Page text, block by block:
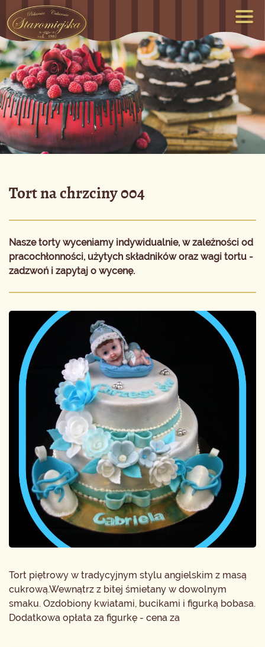
Tort piętrowy w tradycyjnym stylu angielskim z masą
cukrową.Wewnątrz z bitej śmietany w dowolnym
smaku. Ozdobiony kwiatami, bucikami i figurką bobasa.
Dodatkowa opłata za figurkę - cena za
Tort na chrzciny 004
Nasze torty wyceniamy indywidualnie, w zależności od
pracochłonności, użytych składników oraz wagi tortu -
zadzwoń i zapytaj o wycenę.